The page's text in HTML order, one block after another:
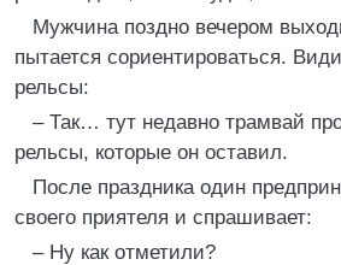
Мужчина поздно вечером
пытается сориентироваться.
рельсы:
– Так… тут недавно трамвай
рельсы, которые он оставил.
После праздника один
своего приятеля и спрашивает:
– Ну как отметили?